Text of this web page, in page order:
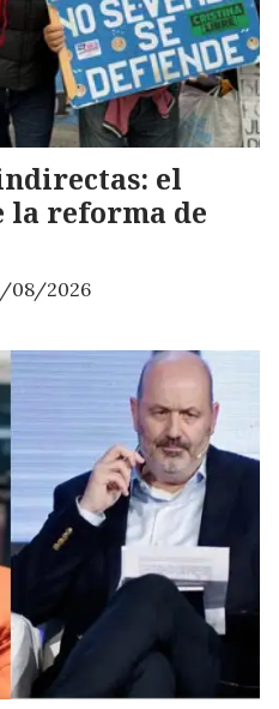
el
la reforma de
08/2026